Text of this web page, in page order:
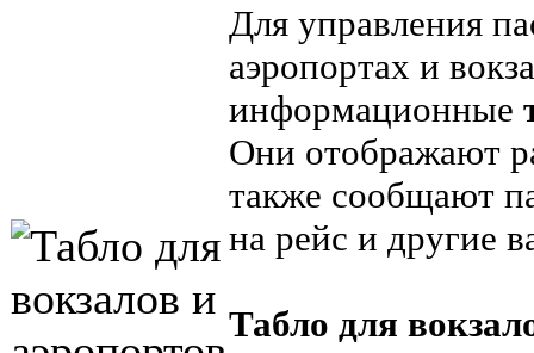
Для управления
аэропортах и
информационные
Они отображают
также сообщают
на рейс и другие
Табло для